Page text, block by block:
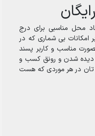
محل مناسبی برای درج
امکانات بی شماری که در
مناسب و کاربر پسند
دیده شدن و رونق کسب و
در هر موردی که هست